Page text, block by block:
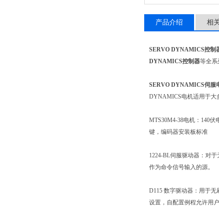
产品介绍 相
SERVO DYNAMICS控制
DYNAMICS控制器等全系
SERVO DYNAMICS伺服
DYNAMICS电机适用于大
MTS30M4-38电机：140伏
键，编码器安装板标准
1224-BL伺服驱动器：对
作为命令信号输入的源。
D115 数字驱动器：用于
设置，自配置例程允许用